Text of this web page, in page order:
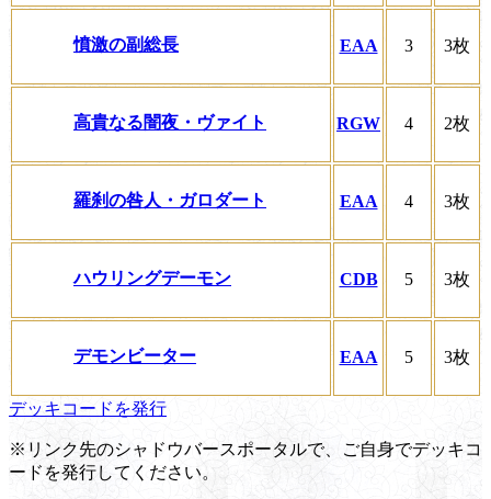
憤激の副総長 EAA 3 3枚
高貴なる闇夜・ヴァイト RGW 4 2枚
羅刹の咎人・ガロダート EAA 4 3枚
ハウリングデーモン CDB 5 3枚
デモンビーター EAA 5 3枚
デッキコードを発行
※リンク先のシャドウバースポータルで、ご自身でデッキコ
ードを発行してください。